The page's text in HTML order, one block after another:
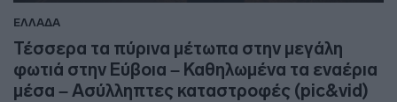
ΕΛΛΑΔΑ
Τέσσερα τα πύρινα μέτωπα στην μεγάλη
φωτιά στην Εύβοια – Καθηλωμένα τα εναέρια
μέσα – Ασύλληπτες καταστροφές (pic&vid)